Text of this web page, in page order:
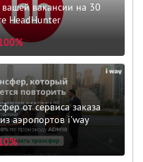
вакансии на 30
HeadHunter
от сервиса заказа
аэропортов i'way